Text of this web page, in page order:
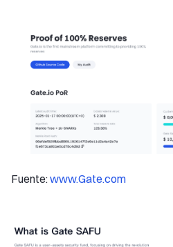
Fuente:www.Gate.com